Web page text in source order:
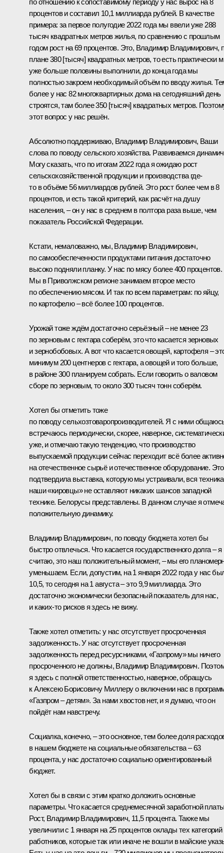
процентов и составил 10,1 миллиарда рублей. В качестве
примера: за первое полугодие 2022 года мы ввели уже 288
тысяч квадратных метров жилья, по сравнению с прошлым
годом рост на 69 процентов. Это, Владимир Владимирович,
плане 380 [тысяч] квадратных метров, то есть практически
уже больше половины выполнили, до конца года мы
полностью закроем необходимый объём по вводу жилья.
более у нас 82 многоквартирных дома на сегодняшний день
строятся, там более 350 [тысяч] квадратных метров.
этот вопрос у нас решён.
Абсолютно поддерживаю, Владимир Владимирович, Ваши
слова по поводу сельского хозяйства. Развиваемся
Могу сказать, что по итогам 2022 года я ожидаю рост
сельскохозяйственной продукции и производства где-
то в объёме 56 миллиардов рублей. Это рост более чем в 8
процентов, и есть такой критерий, как расчёт на душу
населения, – он у нас в среднем в полтора раза выше, чем
показатель Российской Федерации.
Кстати, немаловажно, мы, Владимир Владимирович,
по самообеспеченности продуктами питания достаточно
высоко подняли планку. У нас по мясу более 400 процентов.
Мы в Приволжском регионе занимаем второе место
по обеспечению мясом. И так по всем параметрам: по яйцу,
по картофелю – всё более 100 процентов.
Урожай тоже ждём достаточно серьёзный – не менее 23
по зерновым с гектара соберём, это что касается зерновых
и зернобобовых. А вот что касается овощей, картофеля –
минимум 200 центнеров с гектара, а овощей и того больше,
в районе 300 планируем собрать. Если говорить о валовом
сборе по зерновым, то около 300 тысяч тонн соберём.
Хотел бы отметить тоже
по поводу сельхозтоваропроизводителей. Я с ними
встречаюсь периодически, скорее, наверное,
уже, и отмечаю такую тенденцию, что производство
выпускаемой продукции сейчас переходит всё более
на отечественное сырьё и отечественное оборудование. Это
подтвердила выставка, которую мы устраивали, вся
наши «кировцы» не оставляют никаких шансов западной
технике. Белорусы представлены. В данном случае я
положительную динамику.
Владимир Владимирович, по поводу бюджета хотел бы
быстро отвлечься. Что касается государственного долга – я
считаю, это наш положительный момент, – мы его
уменьшаем. Если, допустим, на 1 января 2022 года у нас
10,5, то сегодня на 1 августа – это 9,9 миллиарда. Это
достаточно экономически безопасный показатель для нас,
и каких-то рисков я здесь не вижу.
Также хотел отметить: у нас отсутствует просроченная
задолженность. У нас отсутствует просроченная
задолженность перед ресурсниками, «Газпрому» мы ничего
просроченного не должны, Владимир Владимирович.
я здесь с полной ответственностью, наверное, обращусь
к Алексею Борисовичу Миллеру о включении нас в
«Газпром – детям». За нами хвостов нет, и я думаю, что он
пойдёт нам навстречу.
Социалка, конечно, – это основное, тем более доля
в нашем бюджете на социальные обязательства – 63
процента, у нас достаточно социально ориентированный
бюджет.
Хотел бы в связи с этим кратко доложить основные
параметры. Что касается среднемесячной заработной
Рост, Владимир Владимирович, 11,5 процента. Также мы
увеличили с 1 января на 25 процентов оклады тех категорий
работников, которые так или иначе не вошли в майские